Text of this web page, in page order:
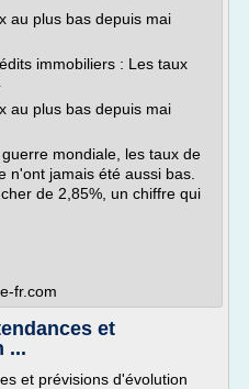
au plus bas depuis mai
immobiliers : Les taux
au plus bas depuis mai
mondiale, les taux de
n'ont jamais été aussi bas.
de 2,85%, un chiffre qui
fr.com
et
...
et prévisions d'évolution